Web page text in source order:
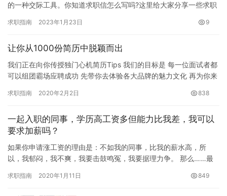
的一种交际工具。你知道求职信怎么写吗?这里给大家分享一些求职
求职指南 2023年1月23日 9
让你从1000份简历中脱颖而出
我们正在向你传授独门心机简历Tips 我们的目标是 每一位面试者都
可以组团霸场应聘成功 先带你去体验各大品牌的魅力文化 再为你来
求职指南 2020年2月2日 838
一起入职的同事，学历高工资多但能力比我差，我可以
要求加薪吗？
如果你申请涨工资的理由是：不如我的同事，比我的薪水高，所
以，我郁闷，我不爽，我要击鼓鸣冤，我要据理力争。 那么……最
抱怨…
求职指南 2020年1月11日 849